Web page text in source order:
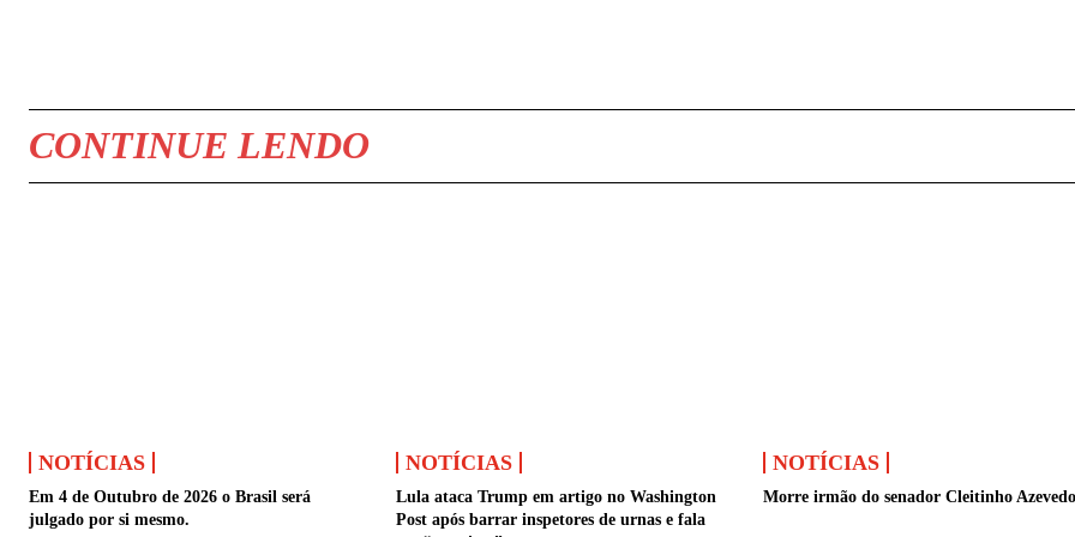
CONTINUE LENDO
NOTÍCIAS
Em 4 de Outubro de 2026 o Brasil será
julgado por si mesmo.
NOTÍCIAS
Lula ataca Trump em artigo no Washington
Post após barrar inspetores de urnas e fala
NOTÍCIAS
Morre irmão do senador Cleitinho Azevedo